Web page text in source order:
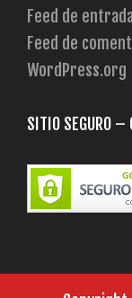
Feed de
Feed de
WordPress.org
SITIO SEGURO –